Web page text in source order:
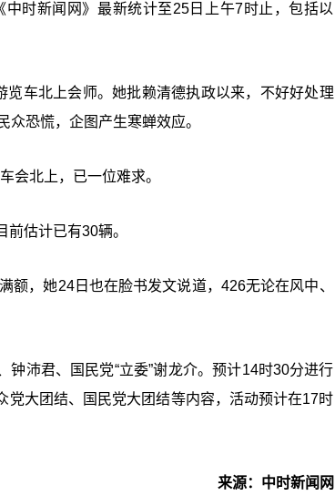
时新闻网》最新统计至25日上午7时止，包括以
车北上会师。她批赖清德执政以来，不好好处理
恐慌，企图产生寒蝉效应。
会北上，已一位难求。
估计已有30辆。
额，她24日也在脸书发文说道，426无论在风中、
沛君、国民党“立委”谢龙介。预计14时30分进行
党大团结、国民党大团结等内容，活动预计在17时
来源：中时新闻网